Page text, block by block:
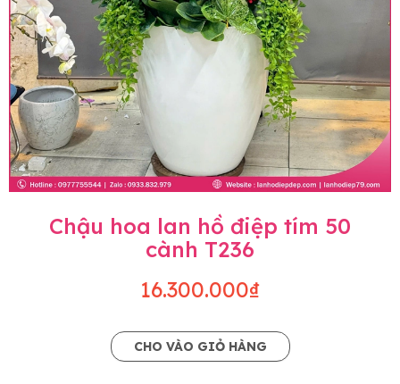
Chậu hoa lan hồ điệp tím 50
cành T236
16.300.000₫
CHO VÀO GIỎ HÀNG